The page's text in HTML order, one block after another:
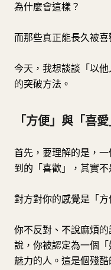
為什麼會這樣？
而那些真正能長久被
今天，我想談談「以
的突破方法。
「方便」與「喜
首先，要理解的是，
到的「喜歡」，其實不
對方對你的感覺是「方
你不反對、不說麻煩
說，你被認定為一個
魅力的人。這是個殘